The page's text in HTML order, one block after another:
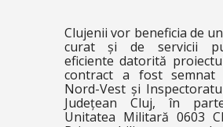
Clujenii vor beneficia de
curat și de servicii
eficiente datorită
contract a fost semnat
Nord-Vest și
Județean Cluj, în
Unitatea Militară 0603